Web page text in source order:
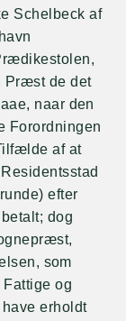
Schelbeck af
Præst de det
naar den
Forordningen
af at
efter
dog
som
og
erholdt